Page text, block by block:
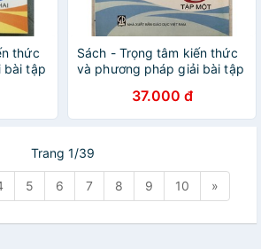
thức
bài tập
Sách - Trọng tâm kiến thức
và phương pháp giải bài tập
37.000 đ
Trang 1/39
5 6 7 8 9 10 »